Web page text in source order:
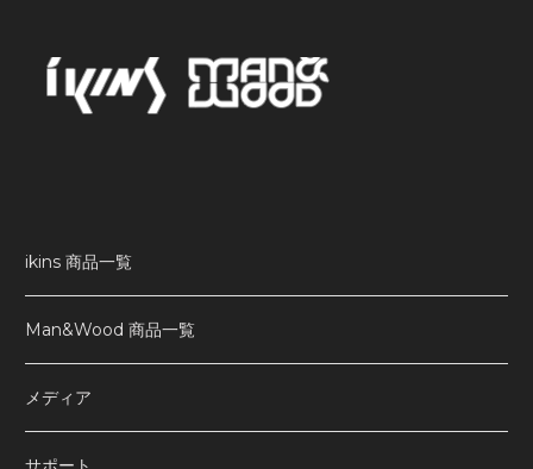
ikins 商品一覧
Man&Wood 商品一覧
メディア